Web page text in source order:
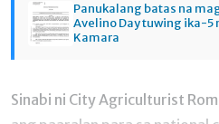
Panukalang batas na
Avelino Day tuwing ika-5
Kamara
Sinabi ni City Agriculturist